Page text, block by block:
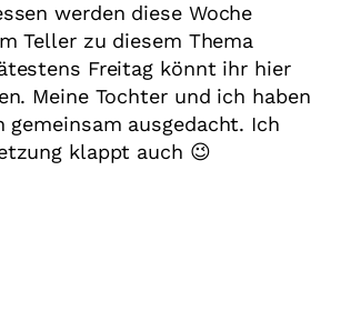
werden diese Woche
Teller zu diesem Thema
Freitag könnt ihr hier
Meine Tochter und ich haben
gemeinsam ausgedacht. Ich
klappt auch 😉